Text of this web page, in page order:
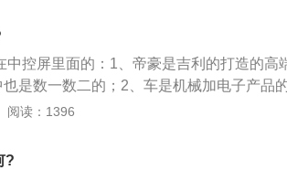
习惯所决定的；3、首先不是要考虑车的油
本身的故障，调出平均时速来找一找问题
能作为参考。
控屏里面的：1、帝豪是吉利的打造的高
是数一数二的；2、车是机械加电子产品
碍，没人敢保证100%的不出问题，这个是
合资的，如果你不嫌弃技术老旧开着倒也
阅读：1396
?